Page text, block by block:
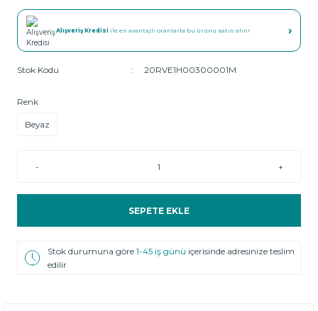
Alışveriş Kredisi ile en avantajlı oranlarla bu ürünü satın alın! ›
Stok Kodu 20RVE1H00300001M
Renk
Beyaz
- +
SEPETE EKLE
Stok durumuna göre1-45 iş günü içerisinde adresinize teslim
edilir